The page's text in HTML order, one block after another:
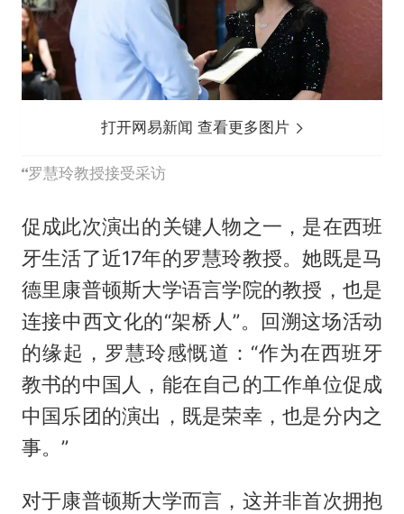
打开网易新闻 查看更多图片
罗慧玲教授接受采访
促成此次演出的关键人物之一，是在西班
牙生活了近17年的罗慧玲教授。她既是马
德里康普顿斯大学语言学院的教授，也是
连接中西文化的“架桥人”。回溯这场活动
的缘起，罗慧玲感慨道：“作为在西班牙
教书的中国人，能在自己的工作单位促成
中国乐团的演出，既是荣幸，也是分内之
事。”
对于康普顿斯大学而言，这并非首次拥抱